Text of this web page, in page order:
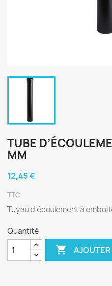
TUBE
MM
12,45 €
TTC
Tuyau d'écoulement à
Quantité
 AJOUTER